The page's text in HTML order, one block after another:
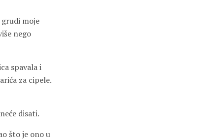
moje
nego
spavala i
za cipele.
disati.
što je ono u